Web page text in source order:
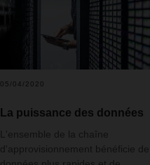
05/04/2020
La puissance des données
L'ensemble de la chaîne
d'approvisionnement bénéficie de